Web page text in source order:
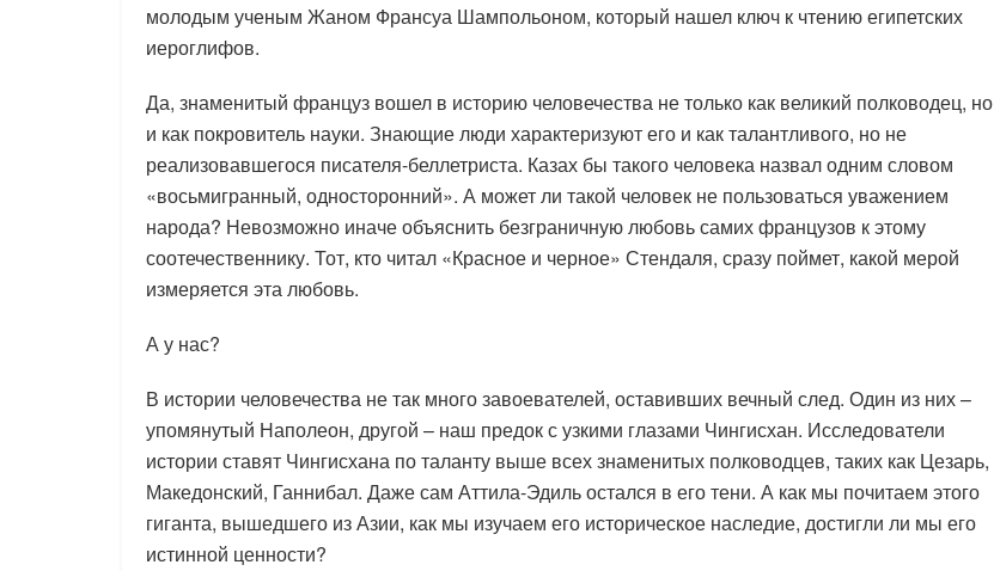
молодым ученым Жаном Франсуа Шампольоном, который нашел ключ к чтению египетских
иероглифов.
Да, знаменитый француз вошел в историю человечества не только как великий полководец, но
и как покровитель науки. Знающие люди характеризуют его и как талантливого, но не
реализовавшегося писателя-беллетриста. Казах бы такого человека назвал одним словом
«восьмигранный, односторонний». А может ли такой человек не пользоваться уважением
народа? Невозможно иначе объяснить безграничную любовь самих французов к этому
соотечественнику. Тот, кто читал «Красное и черное» Стендаля, сразу поймет, какой мерой
измеряется эта любовь.
А у нас?
В истории человечества не так много завоевателей, оставивших вечный след. Один из них –
упомянутый Наполеон, другой – наш предок с узкими глазами Чингисхан. Исследователи
истории ставят Чингисхана по таланту выше всех знаменитых полководцев, таких как Цезарь,
Македонский, Ганнибал. Даже сам Аттила-Эдиль остался в его тени. А как мы почитаем этого
гиганта, вышедшего из Азии, как мы изучаем его историческое наследие, достигли ли мы его
истинной ценности?